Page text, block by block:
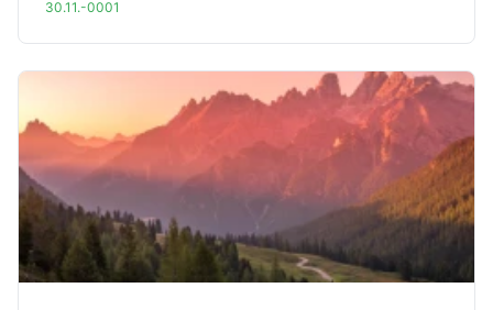
30.11.-0001